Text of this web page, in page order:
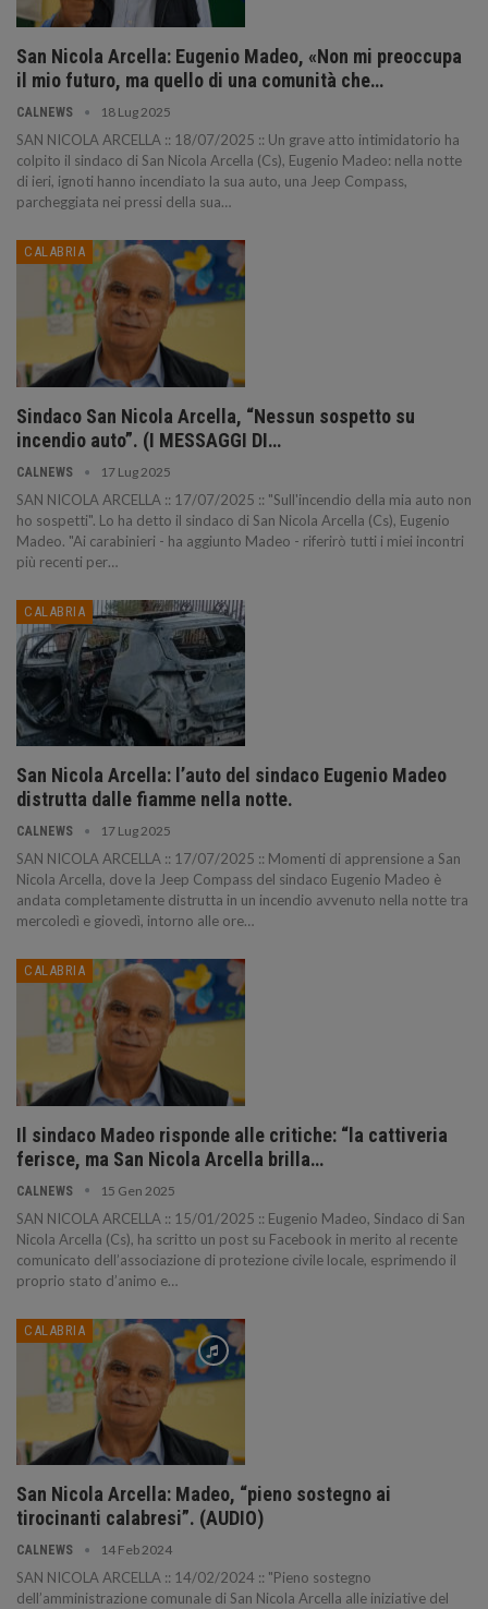
San Nicola Arcella: Eugenio Madeo, «Non mi preoccupa
il mio futuro, ma quello di una comunità che…
CALNEWS 18 Lug 2025
SAN NICOLA ARCELLA :: 18/07/2025 :: Un grave atto intimidatorio ha
colpito il sindaco di San Nicola Arcella (Cs), Eugenio Madeo: nella notte
di ieri, ignoti hanno incendiato la sua auto, una Jeep Compass,
parcheggiata nei pressi della sua…
CALABRIA
Sindaco San Nicola Arcella, “Nessun sospetto su
incendio auto”. (I MESSAGGI DI…
CALNEWS 17 Lug 2025
SAN NICOLA ARCELLA :: 17/07/2025 :: "Sull'incendio della mia auto non
ho sospetti". Lo ha detto il sindaco di San Nicola Arcella (Cs), Eugenio
Madeo. "Ai carabinieri - ha aggiunto Madeo - riferirò tutti i miei incontri
più recenti per…
CALABRIA
San Nicola Arcella: l’auto del sindaco Eugenio Madeo
distrutta dalle fiamme nella notte.
CALNEWS 17 Lug 2025
SAN NICOLA ARCELLA :: 17/07/2025 :: Momenti di apprensione a San
Nicola Arcella, dove la Jeep Compass del sindaco Eugenio Madeo è
andata completamente distrutta in un incendio avvenuto nella notte tra
mercoledì e giovedì, intorno alle ore…
CALABRIA
Il sindaco Madeo risponde alle critiche: “la cattiveria
ferisce, ma San Nicola Arcella brilla…
CALNEWS 15 Gen 2025
SAN NICOLA ARCELLA :: 15/01/2025 :: Eugenio Madeo, Sindaco di San
Nicola Arcella (Cs), ha scritto un post su Facebook in merito al recente
comunicato dell’associazione di protezione civile locale, esprimendo il
proprio stato d’animo e…
CALABRIA
San Nicola Arcella: Madeo, “pieno sostegno ai
tirocinanti calabresi”. (AUDIO)
CALNEWS 14 Feb 2024
SAN NICOLA ARCELLA :: 14/02/2024 :: "Pieno sostegno
dell’amministrazione comunale di San Nicola Arcella alle iniziative del